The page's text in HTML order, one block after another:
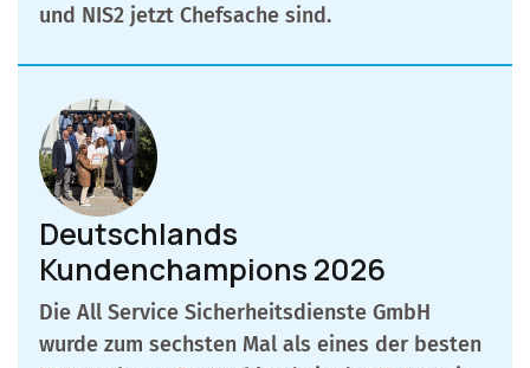
und NIS2 jetzt Chefsache sind.
Deutschlands
Kundenchampions 2026
Die All Service Sicherheitsdienste GmbH
wurde zum sechsten Mal als eines der besten